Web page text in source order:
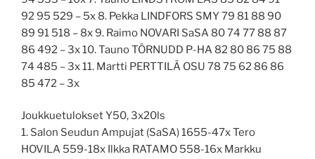
92 95 529 – 5x 8. Pekka LINDFORS SMY 79 81 88 90
89 91 518 – 8x 9. Raimo NOVARI SaSA 80 74 77 88 87
86 492 – 3x 10. Tauno TÖRNUDD P-HA 82 80 86 75 88
74 485 – 3x 11. Martti PERTTILÄ OSU 78 75 62 86 86
85 472 – 3x
Joukkuetulokset Y50, 3x20ls
1. Salon Seudun Ampujat (SaSA) 1655-47x Tero
HOVILA 559-18x Ilkka RATAMO 558-16x Markku